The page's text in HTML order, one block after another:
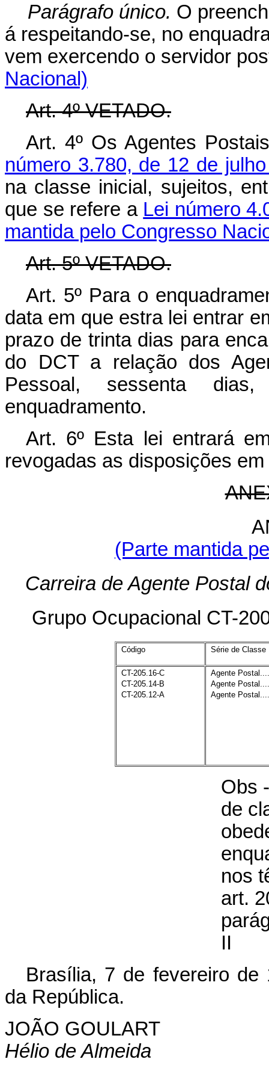
Parágrafo único. O
á respeitando-se, no
vem exercendo o servidor
Nacional)
Art. 4º VETADO.
Art. 4º Os Agentes
número 3.780, de 12 de
na classe inicial, sujeitos,
que se refere a Lei número
mantida pelo Congresso
Art. 5º VETADO.
Art. 5º Para o
data em que estra lei entrar
prazo de trinta dias para
do DCT a relação dos
Pessoal, sessenta
enquadramento.
Art. 6º Esta lei entrará
revogadas as disposições
(Parte mantida
Carreira de Agente Postal
Grupo Ocupacional CT-
Código Série de Classe
CT-205.16-C
CT-205.14-B
CT-205.12-A
Agente Postal....
Agente Postal....
Agente Postal....
Obs
de
nos
art.
II
Brasília, 7 de fevereiro de
da República.
JOÃO GOULART
Hélio de Almeida